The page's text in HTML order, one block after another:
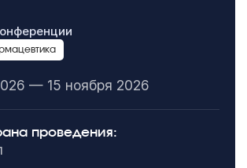
— 15 ноября 2026
проведения: